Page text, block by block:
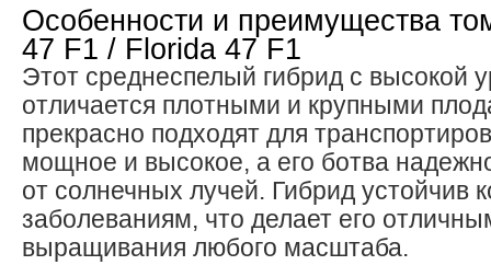
Особенности и преимущества
47 F1 / Florida 47 F1
Этот среднеспелый гибрид с высокой
отличается плотными и крупными
прекрасно подходят для
мощное и высокое, а его ботва
от солнечных лучей. Гибрид устойчив
заболеваниям, что делает его
выращивания любого масштаба.